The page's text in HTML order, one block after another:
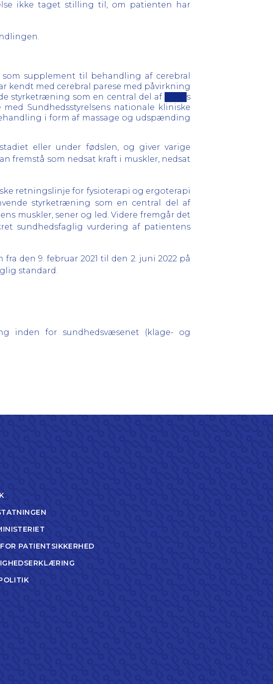
ikke taget stilling til, om patienten har
supplement til behandling af cerebral
kendt med cerebral parese med påvirkning
styrketræning som en central del af ████s
Sundhedsstyrelsens nationale kliniske
i form af massage og udspænding
eller under fødslen, og giver varige
fremstå som nedsat kraft i muskler, nedsat
retningslinje for fysioterapi og ergoterapi
styrketræning som en central del af
muskler, sener og led. Videre fremgår det
sundhedsfaglig vurdering af patientens
den 9. februar 2021 til den 2. juni 2022 på
standard.
inden for sundhedsvæsenet (klage- og
PATIENTSIKKERHED